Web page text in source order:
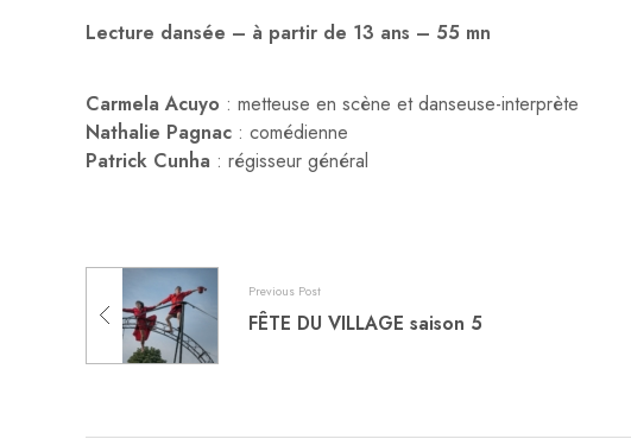
Lecture dansée – à partir de 13 ans – 55 mn
Carmela Acuyo : metteuse en scène et danseuse-interprète
Nathalie Pagnac : comédienne
Patrick Cunha : régisseur général
Previous Post
FÊTE DU VILLAGE saison 5